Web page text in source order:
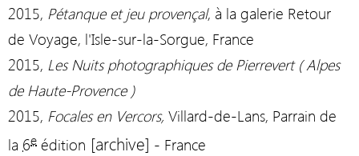
2015, Pétanque et jeu provençal, à la galerie Retour
de Voyage, l'Isle-sur-la-Sorgue, France
2015, Les Nuits photographiques de Pierrevert ( Alpes
de Haute-Provence )
2015, Focales en Vercors, Villard-de-Lans, Parrain de
la 6e édition [archive] - France